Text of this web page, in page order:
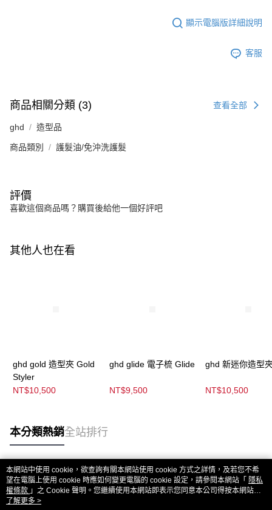
顯示電腦版詳細說明
客服
商品相關分類 (3) 查看全部
ghd 造型品
商品類別 護髮油/免沖洗護髮
評價
喜歡這個商品嗎？購買後給他一個好評吧
其他人也在看
ghd gold 造型夾 Gold
Styler
NT$10,500
ghd glide 電子梳 Glide
NT$9,500
ghd 新迷你造型
NT$10,500
本分類熱銷全站排行
熱門標籤
本網站中使用 cookie，欲查詢有關本網站使用 cookie 方式之詳情，及若您不希
望在電腦上使用 cookie 時應如何變更電腦的 cookie 設定，請參閱本網站「 隱私
權條款 」之 Cookie 聲明。您繼續使用本網站即表示您同意本公司得按本網站使
用條款之 Cookie 聲明使用 cookie。
了解更多 >